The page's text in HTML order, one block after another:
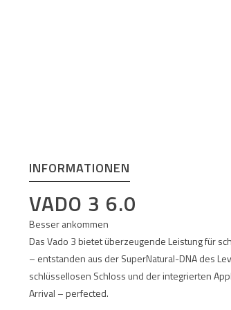
INFORMATIONEN
VADO 3 6.0
Besser ankommen
Das Vado 3 bietet überzeugende Leistung für
– entstanden aus der SuperNatural-DNA des
schlüssellosen Schloss und der integrierten
Arrival – perfected.